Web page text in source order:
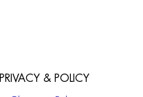
PRIVACY & POLICY